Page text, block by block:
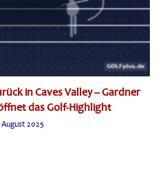
in Caves Valley – Gardner
das Golf-Highlight
August 2025